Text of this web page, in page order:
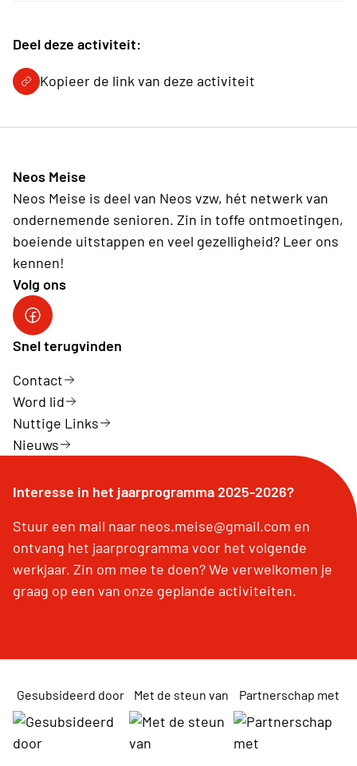
Deel deze activiteit:
Kopieer de link van deze activiteit
Neos Meise
Neos Meise is deel van Neos vzw, hét netwerk van
ondernemende senioren. Zin in toffe ontmoetingen,
boeiende uitstappen en veel gezelligheid? Leer ons
kennen!
Volg ons
Snel terugvinden
Contact
Word lid
Nuttige Links
Nieuws
Interesse in het jaarprogramma 2025-2026?
Stuur een mail naar neos.meise@gmail.com en
ontvang het jaarprogramma voor het volgende
werkjaar. Zin om mee te doen? We verwelkomen je
graag op een van onze geplande activiteiten.
Gesubsideerd door Met de steun van Partnerschap met